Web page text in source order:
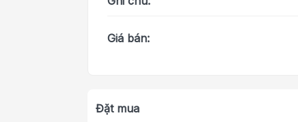
Giá bán:
Đặt mua